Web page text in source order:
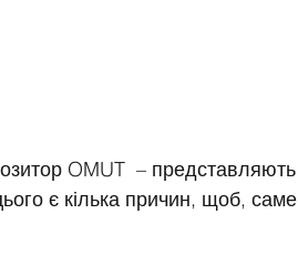
OMUT  – представляють
є кілька причин, щоб, саме